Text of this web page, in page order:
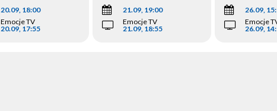
20.09, 18:00
Emocje TV
20.09, 17:55
21.09, 19:00
Emocje TV
21.09, 18:55
26.09,
Emocje
26.09,